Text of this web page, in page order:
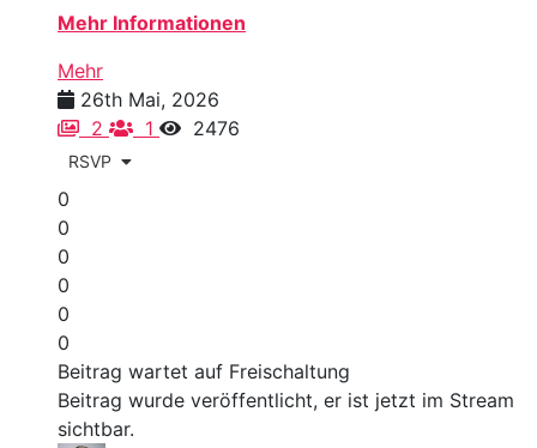
Mehr Informationen
Mehr
26th Mai, 2026
2
1 2476
RSVP
0
0
0
0
0
0
Beitrag wartet auf Freischaltung
Beitrag wurde veröffentlicht, er ist jetzt im Stream
sichtbar.